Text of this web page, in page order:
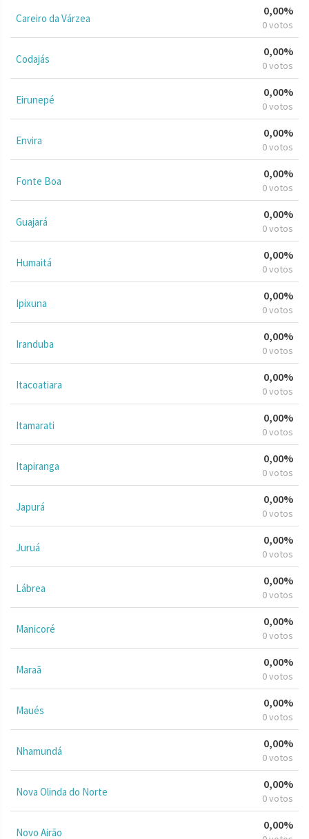
Careiro da Várzea
0,00%
0 votos
Codajás
0,00%
0 votos
Eirunepé
0,00%
0 votos
Envira
0,00%
0 votos
Fonte Boa
0,00%
0 votos
Guajará
0,00%
0 votos
Humaitá
0,00%
0 votos
Ipixuna
0,00%
0 votos
Iranduba
0,00%
0 votos
Itacoatiara
0,00%
0 votos
Itamarati
0,00%
0 votos
Itapiranga
0,00%
0 votos
Japurá
0,00%
0 votos
Juruá
0,00%
0 votos
Lábrea
0,00%
0 votos
Manicoré
0,00%
0 votos
Maraã
0,00%
0 votos
Maués
0,00%
0 votos
Nhamundá
0,00%
0 votos
Nova Olinda do Norte
0,00%
0 votos
Novo Airão
0,00%